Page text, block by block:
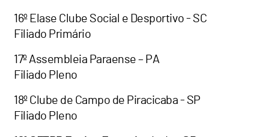
16º Elase Clube Social e Desportivo - SC
Filiado Primário
17º Assembleia Paraense – PA
Filiado Pleno
18º Clube de Campo de Piracicaba - SP
Filiado Pleno